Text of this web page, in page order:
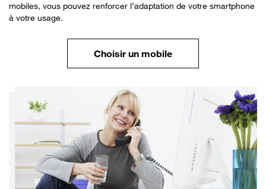
mobiles, vous pouvez renforcer l’adaptation de votre smartphone
à votre usage.
Choisir un mobile